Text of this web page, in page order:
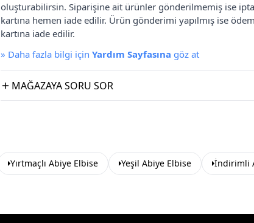
oluşturabilirsin. Siparişine ait ürünler gönderilmemiş ise
kartına hemen iade edilir. Ürün gönderimi yapılmış ise
kartına iade edilir.
» Daha fazla bilgi için Yardım Sayfasına göz at
MAĞAZAYA SORU SOR
Yırtmaçlı Abiye Elbise Yeşil Abiye Elbise İndirimli